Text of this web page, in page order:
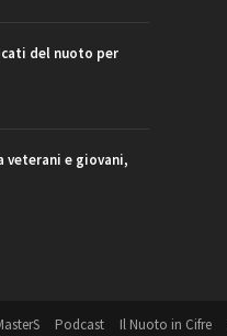
del nuoto per
veterani e giovani,
Podcast Il Nuoto in Cifre